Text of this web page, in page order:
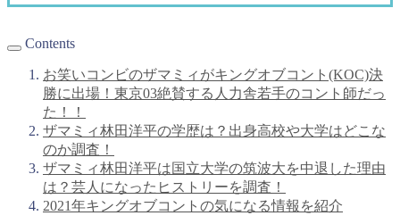
Contents
お笑いコンビのザマミィがキングオブコント(KOC)決
勝に出場！東京03絶賛する人力舎若手のコント師だっ
た！！
ザマミィ林田洋平の学歴は？出身高校や大学はどこな
のか調査！
ザマミィ林田洋平は国立大学の筑波大を中退した理由
は？芸人になったヒストリーを調査！
2021年キングオブコントの気になる情報を紹介